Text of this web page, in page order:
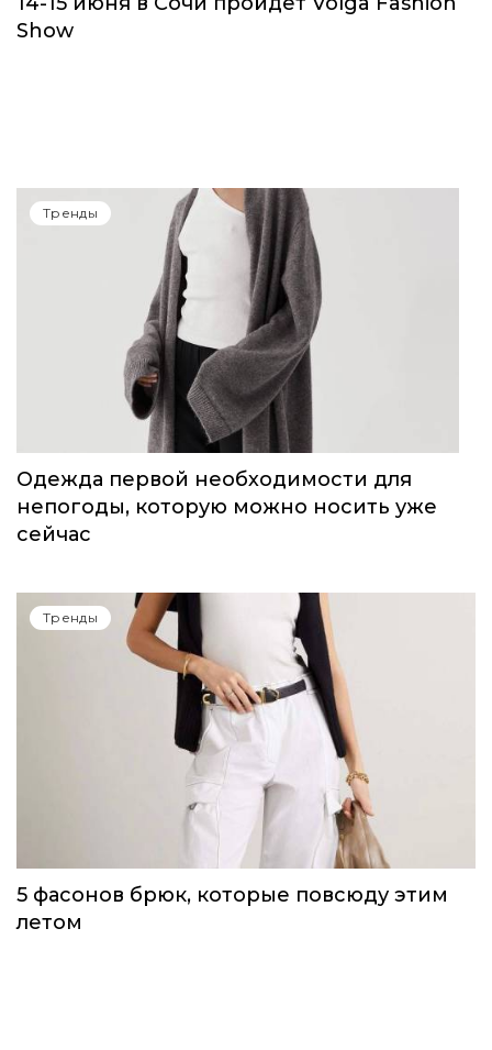
Show
Тренды
Одежда первой необходимости для
непогоды, которую можно носить уже
сейчас
Тренды
5 фасонов брюк, которые повсюду этим
летом